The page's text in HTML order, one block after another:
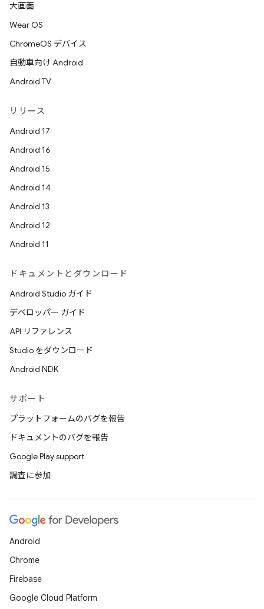
大画面
Wear OS
ChromeOS デバイス
自動車向け Android
Android TV
リリース
Android 17
Android 16
Android 15
Android 14
Android 13
Android 12
Android 11
ドキュメントとダウンロード
Android Studio ガイド
デベロッパー ガイド
API リファレンス
Studio をダウンロード
Android NDK
サポート
プラットフォームのバグを報告
ドキュメントのバグを報告
Google Play support
調査に参加
Android
Chrome
Firebase
Google Cloud Platform